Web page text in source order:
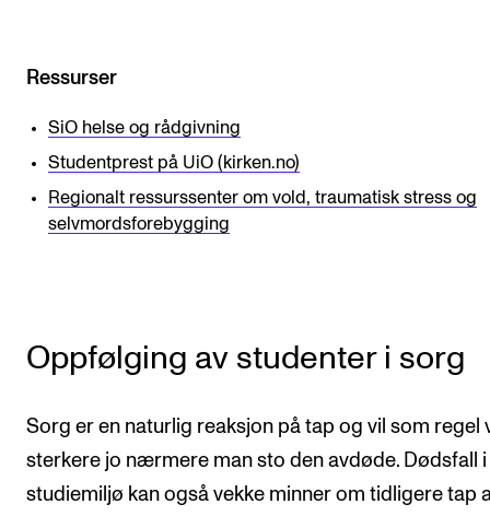
ORGANISASJON
Aktuelle saker
Strategier, planer og rapporter
Ressurser
SiO helse og rådgivning
Studentprest på UiO (kirken.no)
Regionalt ressurssenter om vold, traumatisk stress og
selvmordsforebygging
Oppfølging av studenter i sorg
Sorg er en naturlig reaksjon på tap og vil som regel
sterkere jo nærmere man sto den avdøde. Dødsfall i
studiemiljø kan også vekke minner om tidligere tap